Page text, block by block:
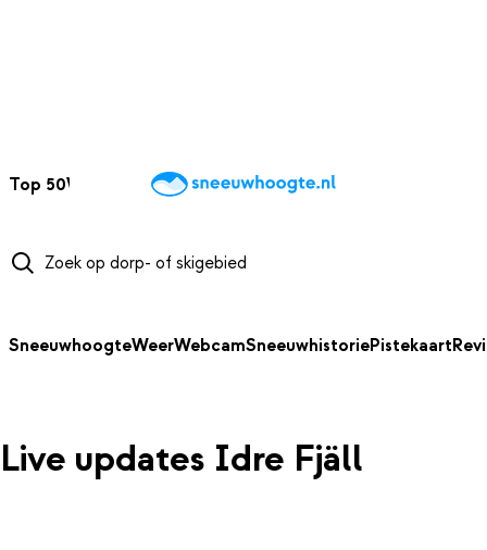
Top 50Webcams WintersportweerKaarten
SneeuwhoogteWeerWebcamSneeuwhistoriePistekaart
Live updates Idre Fjäll